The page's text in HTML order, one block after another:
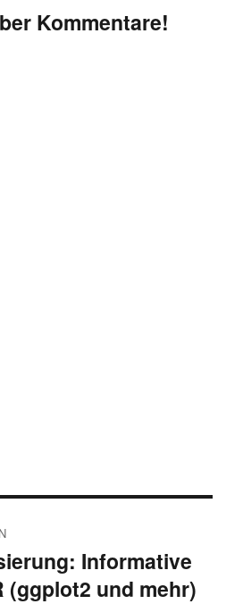
Kommentare!
Informative
(ggplot2 und mehr)